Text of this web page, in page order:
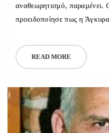
αναθεωρητισμό,
προειδοποίησε πως η
READ MORE